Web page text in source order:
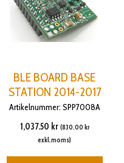
BLE BOARD BASE
STATION 2014-2017
Artikelnummer: SPP7008A
1,037.50 kr (830.00 kr
exkl.moms)